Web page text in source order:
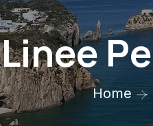
Linee
Home